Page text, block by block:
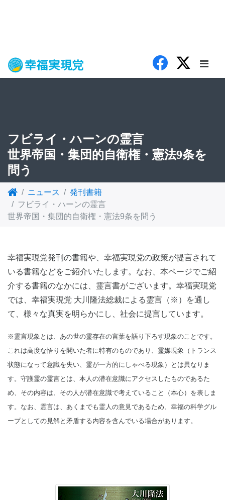
フビライ・ハーンの霊言
世界帝国・集団的自衛権・憲法9条を
問う
ニュース
発刊書籍
フビライ・ハーンの霊言
世界帝国・集団的自衛権・憲法9条を問う
幸福実現党発刊の書籍や、幸福実現党の政策が提言されて
いる書籍などをご紹介いたします。なお、本ページでご紹
介する書籍のなかには、霊言書がございます。幸福実現党
では、幸福実現党 大川隆法総裁による霊言（※）を通し
て、様々な真実を明らかにし、社会に提言しています。
※霊言現象とは、あの世の霊存在の言葉を語り下ろす現象のことです。
これは高度な悟りを開いた者に特有のものであり、霊媒現象（トランス
状態になって意識を失い、霊が一方的にしゃべる現象）とは異なりま
す。守護霊の霊言とは、本人の潜在意識にアクセスしたものであるた
め、その内容は、その人が潜在意識で考えていること（本心）を表しま
す。なお、霊言は、あくまでも霊人の意見であるため、幸福の科学グル
ープとしての見解と矛盾する内容を含んでいる場合があります。